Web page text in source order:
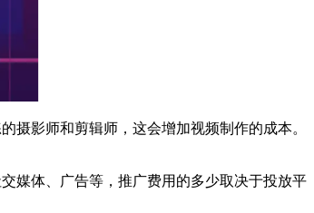
影师和剪辑师，这会增加视频制作的成本。
媒体、广告等，推广费用的多少取决于投放平